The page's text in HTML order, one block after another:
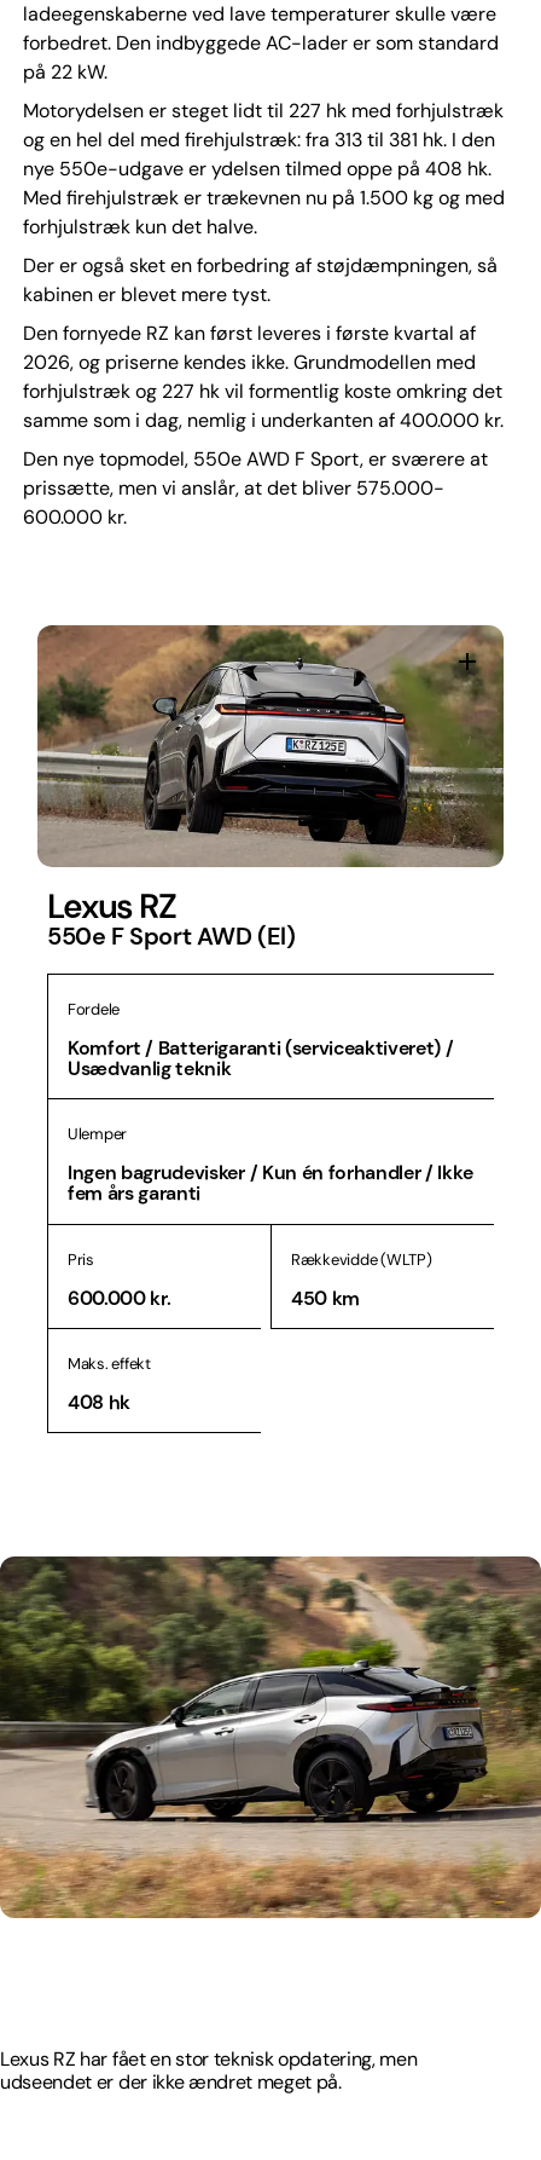
ladeegenskaberne ved lave temperaturer skulle være
forbedret. Den indbyggede AC-lader er som standard
på 22 kW.
Motorydelsen er steget lidt til 227 hk med forhjulstræk
og en hel del med firehjulstræk: fra 313 til 381 hk. I den
nye 550e-udgave er ydelsen tilmed oppe på 408 hk.
Med firehjulstræk er trækevnen nu på 1.500 kg og med
forhjulstræk kun det halve.
Der er også sket en forbedring af støjdæmpningen, så
kabinen er blevet mere tyst.
Den fornyede RZ kan først leveres i første kvartal af
2026, og priserne kendes ikke. Grundmodellen med
forhjulstræk og 227 hk vil formentlig koste omkring det
samme som i dag, nemlig i underkanten af 400.000 kr.
Den nye topmodel, 550e AWD F Sport, er sværere at
prissætte, men vi anslår, at det bliver 575.000-
600.000 kr.
Lexus RZ
550e F Sport AWD (El)
Fordele
Komfort / Batterigaranti (serviceaktiveret) /
Usædvanlig teknik
Ulemper
Ingen bagrudevisker / Kun én forhandler / Ikke
fem års garanti
Pris
600.000 kr.
Rækkevidde (WLTP)
450 km
Maks. effekt
408 hk
Lexus RZ har fået en stor teknisk opdatering, men
udseendet er der ikke ændret meget på.